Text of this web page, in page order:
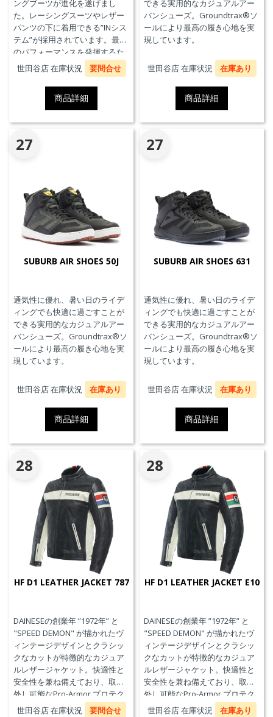
ングブーツが進化を遂げまし
た。レーシングスーツやレザー
パンツの下に着用できる”INシス
テム”が採用されています。最高
のパフォーマンスを発揮するた
めに、ケブラーカーボンを使用
したAxial Distorsion Control
Systemテクノロジー、
Groundtrax®レーシングソー
ル、交換可能なマグネシウムス
ライダー、通気性を高めるパン
チングアッパーを採用していま
す。
世田谷店 在庫状況 要問合せ
商品詳細
できる実用的なカジュアルアー
バンシューズ。Groundtrax®ソ
ールにより最高の履き心地を実
現しています。
世田谷店 在庫状況 在庫あり
商品詳細
27
SUBURB AIR SHOES 50J
通気性に優れ、暑い日のライデ
ィングでも快適に過ごすことが
できる実用的なカジュアルアー
バンシューズ。Groundtrax®ソ
ールにより最高の履き心地を実
現しています。
世田谷店 在庫状況 在庫あり
商品詳細
27
SUBURB AIR SHOES 631
通気性に優れ、暑い日のライデ
ィングでも快適に過ごすことが
できる実用的なカジュアルアー
バンシューズ。Groundtrax®ソ
ールにより最高の履き心地を実
現しています。
世田谷店 在庫状況 在庫あり
商品詳細
28
HF D1 LEATHER JACKET 787
DAINESEの創業年 ”1972年” と
"SPEED DEMON" が描かれたヴ
ィンテージデザインとクラシッ
クなカットが特徴的なカジュア
ルレザージャケット。快適性と
安全性を兼ね備えており、取り
外し可能なPro-Armor プロテク
ターを装備しています。
世田谷店 在庫状況 要問合せ
28
HF D1 LEATHER JACKET E10
DAINESEの創業年 ”1972年” と
"SPEED DEMON" が描かれたヴ
ィンテージデザインとクラシッ
クなカットが特徴的なカジュア
ルレザージャケット。快適性と
安全性を兼ね備えており、取り
外し可能なPro-Armor プロテク
ターを装備しています。
世田谷店 在庫状況 在庫あり